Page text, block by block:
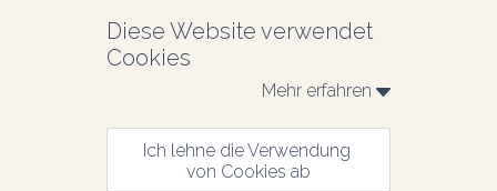
Diese Website verwendet
Cookies
Mehr erfahren
Ich lehne die Verwendung
von Cookies ab